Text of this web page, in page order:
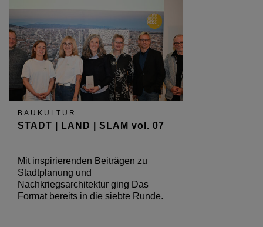
BAUKULTUR
STADT | LAND | SLAM vol. 07
Mit inspirierenden Beiträgen zu
Stadtplanung und
Nachkriegsarchitektur ging Das
Format bereits in die siebte Runde.